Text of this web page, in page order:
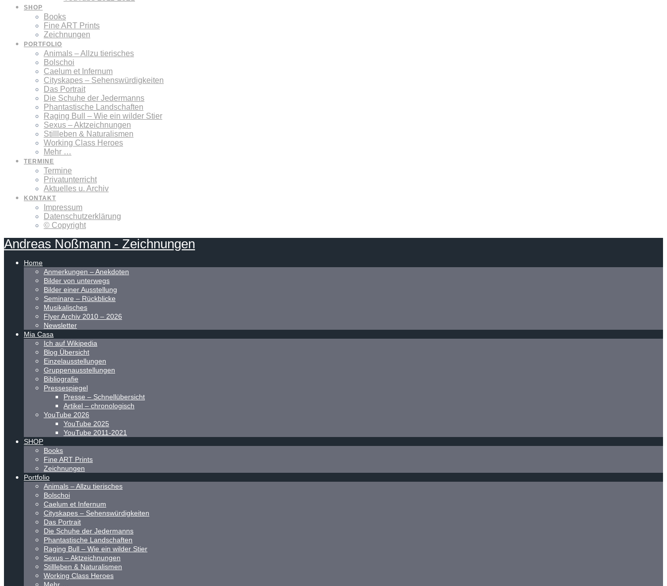
SHOP
Books
Fine ART Prints
Zeichnungen
PORTFOLIO
Animals – Allzu tierisches
Bolschoi
Caelum et Infernum
Cityskapes – Sehenswürdigkeiten
Das Portrait
Die Schuhe der Jedermanns
Phantastische Landschaften
Raging Bull – Wie ein wilder Stier
Sexus – Aktzeichnungen
Stillleben & Naturalismen
Working Class Heroes
Mehr …
TERMINE
Termine
Privatunterricht
Aktuelles u. Archiv
KONTAKT
Impressum
Datenschutzerklärung
© Copyright
Andreas Noßmann - Zeichnungen
Home
Anmerkungen – Anekdoten
Bilder von unterwegs
Bilder einer Ausstellung
Seminare – Rückblicke
Musikalisches
Flyer Archiv 2010 – 2026
Newsletter
Mia Casa
Ich auf Wikipedia
Blog Übersicht
Einzelausstellungen
Gruppenausstellungen
Bibliografie
Pressespiegel
Presse – Schnellübersicht
Artikel – chronologisch
YouTube 2026
YouTube 2025
YouTube 2011-2021
SHOP
Books
Fine ART Prints
Zeichnungen
Portfolio
Animals – Allzu tierisches
Bolschoi
Caelum et Infernum
Cityskapes – Sehenswürdigkeiten
Das Portrait
Die Schuhe der Jedermanns
Phantastische Landschaften
Raging Bull – Wie ein wilder Stier
Sexus – Aktzeichnungen
Stillleben & Naturalismen
Working Class Heroes